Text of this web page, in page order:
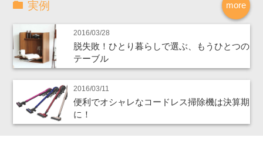
more
実例
2016/03/28
脱失敗！ひとり暮らしで選ぶ、もうひとつの
テーブル
2016/03/11
便利でオシャレなコードレス掃除機は決算期
に！